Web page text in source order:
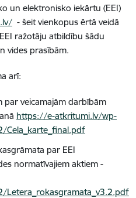
un elektronisko iekārtu (EEI)
- šeit vienkopus ērtā veidā
ražotāju atbildību šādu
vides prasībām.
arī:
par veicamajām darbībām
https://e-atkritumi.lv/wp-
par EEI
normatīvajiem aktiem -